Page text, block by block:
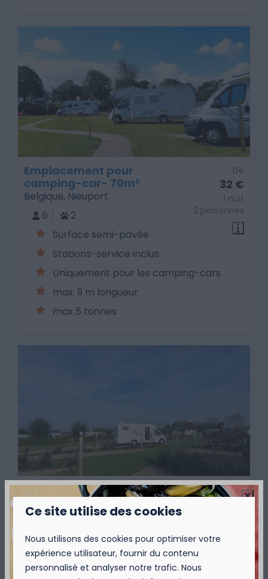
De
32 €
1 nuit
2 personnes
Emplacement pour
camping-car- 70m²
Belgique, Nieuport
6
2
Surface semi-pavée
Stations-service inclus
Uniquement pour les camping-cars
max. 9 m longueur
max 5 tonnes
De
Emplacement de camping
Large - 105 m²
Belgique, Nieuport
6
2
Surface semi-pavée
Près du réservoir et du bâtiment
Ce site utilise des cookies
Nous utilisons des cookies pour optimiser votre
expérience utilisateur, fournir du contenu
personnalisé et analyser notre trafic. Nous